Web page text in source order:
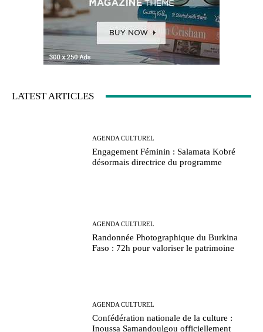
LATEST ARTICLES
AGENDA CULTUREL
Engagement Féminin : Salamata Kobré
désormais directrice du programme
AGENDA CULTUREL
Randonnée Photographique du Burkina
Faso : 72h pour valoriser le patrimoine
AGENDA CULTUREL
Confédération nationale de la culture :
Inoussa Samandoulgou officiellement